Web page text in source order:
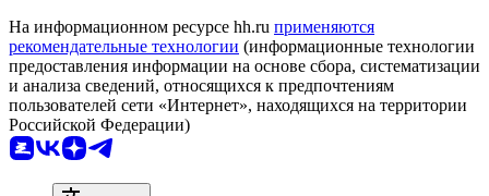
На информационном ресурсе hh.ru применяются
рекомендательные технологии (информационные технологии
предоставления информации на основе сбора, систематизации
и анализа сведений, относящихся к предпочтениям
пользователей сети «Интернет», находящихся на территории
Российской Федерации)